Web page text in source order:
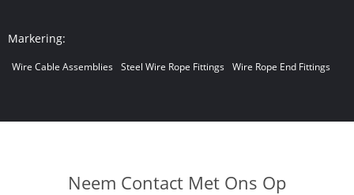
Markering:
Wire Cable Assemblies Steel Wire Rope Fittings Wire Rope End Fittings
Neem Contact Met Ons Op